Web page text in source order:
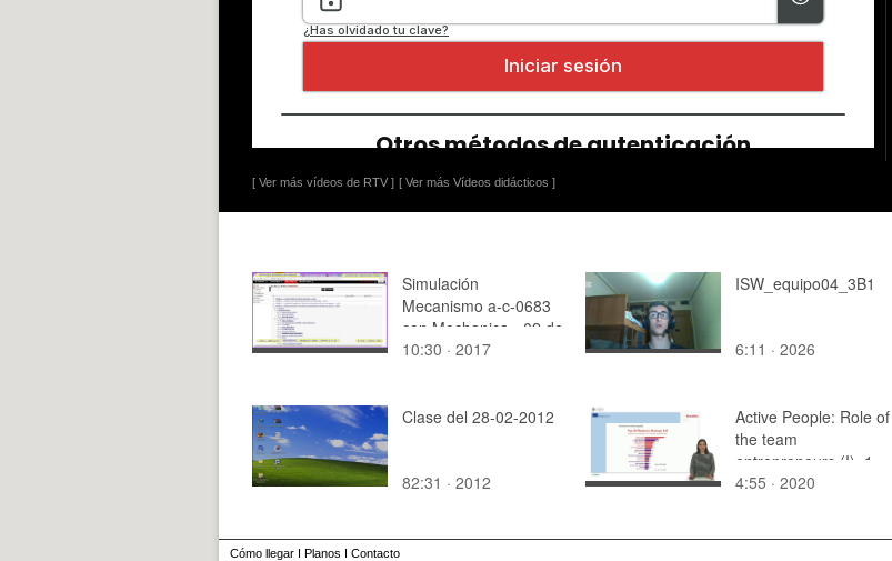
[ Ver más vídeos de RTV ] [ Ver más Vídeos didácticos ]
Simulación
Mecanismo a-c-0683
con Mechanica - 02 de
13
10:30 · 2017
ISW_equipo04_3B1
6:11 · 2026
Clase del 28-02-2012
82:31 · 2012
Active People: Role of
the team
entrepreneurs (I)_1
4:55 · 2020
Cómo llegar I Planos I Contacto